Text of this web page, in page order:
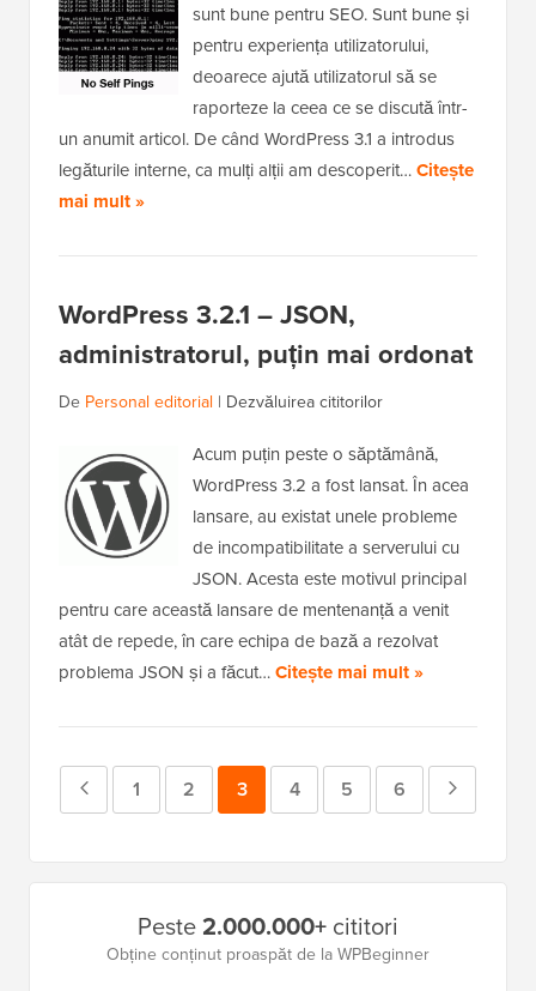
sunt bune pentru SEO. Sunt bune și
pentru experiența utilizatorului,
deoarece ajută utilizatorul să se
raporteze la ceea ce se discută într-
un anumit articol. De când WordPress 3.1 a introdus
legăturile interne, ca mulți alții am descoperit…Citește
mai mult »
WordPress 3.2.1 – JSON,
administratorul, puțin mai ordonat
De Personal editorial | Dezvăluirea cititorilor
Acum puțin peste o săptămână,
WordPress 3.2 a fost lansat. În acea
lansare, au existat unele probleme
de incompatibilitate a serverului cu
JSON. Acesta este motivul principal
pentru care această lansare de mentenanță a venit
atât de repede, în care echipa de bază a rezolvat
problema JSON și a făcut…Citește mai mult »
PaginaPagina
1 Pagina
2 Pagina
3 Pagina
4 Pagina
5 Pagina
6
principală
Peste2.000.000+ cititori
Obține conținut proaspăt de la WPBeginner